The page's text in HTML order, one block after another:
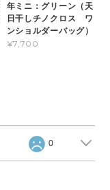
年ミニ：グリーン（天
日干しチノクロス ワ
ンショルダーバッグ）
¥7,700
0